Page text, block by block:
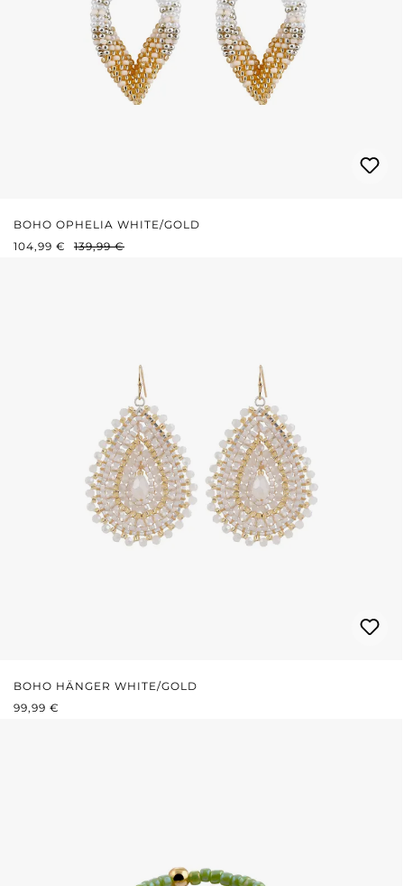
BOHO OPHELIA WHITE/GOLD
VERKAUFSPREIS:
104,99 € REGULÄRER PREIS:
139,99 €
BOHO HÄNGER WHITE/GOLD
REGULÄRER PREIS:
99,99 €